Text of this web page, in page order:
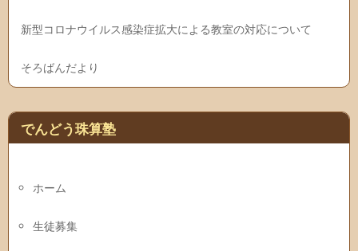
新型コロナウイルス感染症拡大による教室の対応について
そろばんだより
でんどう珠算塾
ホーム
生徒募集